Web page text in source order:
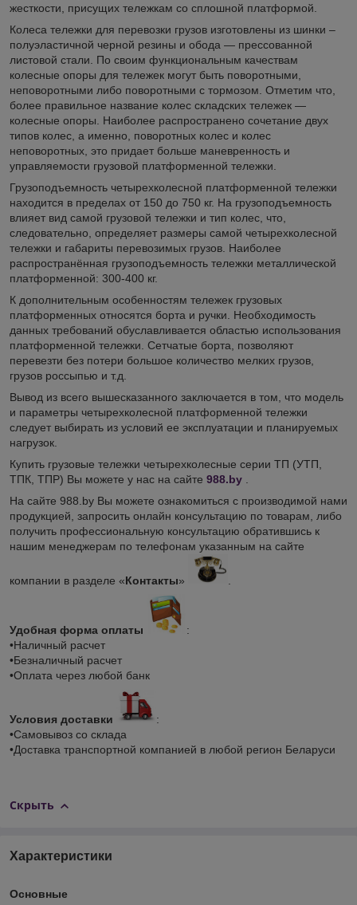
жесткости, присущих тележкам со сплошной платформой.
Колеса тележки для перевозки грузов изготовлены из шинки –
полуэластичной черной резины и обода ― прессованной
листовой стали. По своим функциональным качествам
колесные опоры для тележек могут быть поворотными,
неповоротными либо поворотными с тормозом. Отметим что,
более правильное название колес складских тележек ―
колесные опоры. Наиболее распространено сочетание двух
типов колес, а именно, поворотных колес и колес
неповоротных, это придает больше маневренность и
управляемости грузовой платформенной тележки.
Грузоподъемность четырехколесной платформенной тележки
находится в пределах от 150 до 750 кг. На грузоподъемность
влияет вид самой грузовой тележки и тип колес, что,
следовательно, определяет размеры самой четырехколесной
тележки и габариты перевозимых грузов. Наиболее
распространённая грузоподъемность тележки металлической
платформенной: 300-400 кг.
К дополнительным особенностям тележек грузовых
платформенных относятся борта и ручки. Необходимость
данных требований обуславливается областью использования
платформенной тележки. Сетчатые борта, позволяют
перевезти без потери большое количество мелких грузов,
грузов россыпью и т.д.
Вывод из всего вышесказанного заключается в том, что модель
и параметры четырехколесной платформенной тележки
следует выбирать из условий ее эксплуатации и планируемых
нагрузок.
Купить грузовые тележки четырехколесные серии ТП (УТП,
ТПК, ТПР) Вы можете у нас на сайте 988.by
На сайте 988.by Вы можете ознакомиться с производимой нами
продукцией, запросить онлайн консультацию по товарам, либо
получить профессиональную консультацию обратившись к
нашим менеджерам по телефонам указанным на сайте
компании в разделе «Контакты»
Удобная форма оплаты
:
•Наличный расчет
•Безналичный расчет
•Оплата через любой банк
Условия доставки
:
•Самовывоз со склада
•Доставка транспортной компанией в любой регион Беларуси
Скрыть
Характеристики
Основные